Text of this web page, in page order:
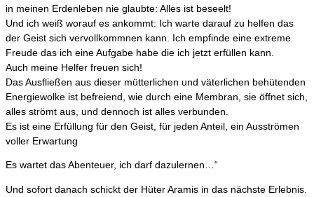
in meinen Erdenleben nie glaubte: Alles ist beseelt!
Und ich weiß worauf es ankommt: Ich warte darauf zu helfen das
der Geist sich vervollkommnen kann. Ich empfinde eine extreme
Freude das ich eine Aufgabe habe die ich jetzt erfüllen kann.
Auch meine Helfer freuen sich!
Das Ausfließen aus dieser mütterlichen und väterlichen behütenden
Energiewolke ist befreiend, wie durch eine Membran, sie öffnet sich,
alles strömt aus, und dennoch ist alles verbunden.
Es ist eine Erfüllung für den Geist, für jeden Anteil, ein Ausströmen
voller Erwartung
Es wartet das Abenteuer, ich darf dazulernen…“
Und sofort danach schickt der Hüter Aramis in das nächste Erlebnis.